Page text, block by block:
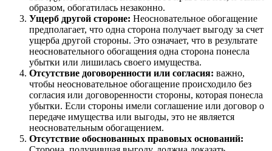
образом, обогатилась незаконно.
Ущерб другой стороне: Неосновательное обогащение
предполагает, что одна сторона получает выгоду за счет
ущерба другой стороны. Это означает, что в результате
неосновательного обогащения одна сторона понесла
убытки или лишилась своего имущества.
Отсутствие договоренности или согласия: важно,
чтобы неосновательное обогащение происходило без
согласия или договоренности стороны, которая понесла
убытки. Если стороны имели соглашение или договор о
передаче имущества или выгоды, это не является
неосновательным обогащением.
Отсутствие обоснованных правовых оснований: